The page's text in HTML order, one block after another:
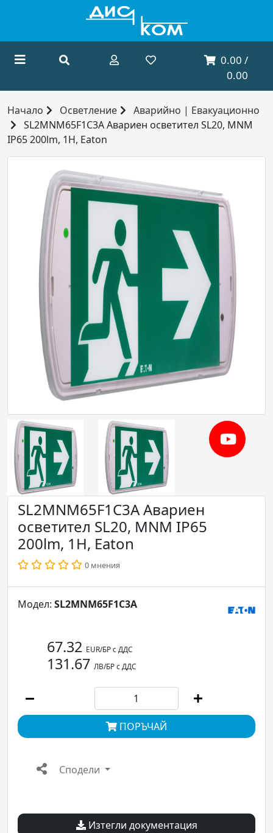
0.00 /
0.00
Начало Осветление
Аварийно | Евакуационно
SL2MNM65F1C3A Авариен осветител SL20, MNM
IP65 200lm, 1H, Eaton
SL2MNM65F1C3A Авариен
осветител SL20, MNM IP65
200lm, 1H, Eaton
0 мнения
Модел: SL2MNM65F1C3A
67.32 EUR/БР с ДДС
131.67 ЛВ/БР с ДДС
ПОРЪЧАЙ
Сподели
Изтегли документация